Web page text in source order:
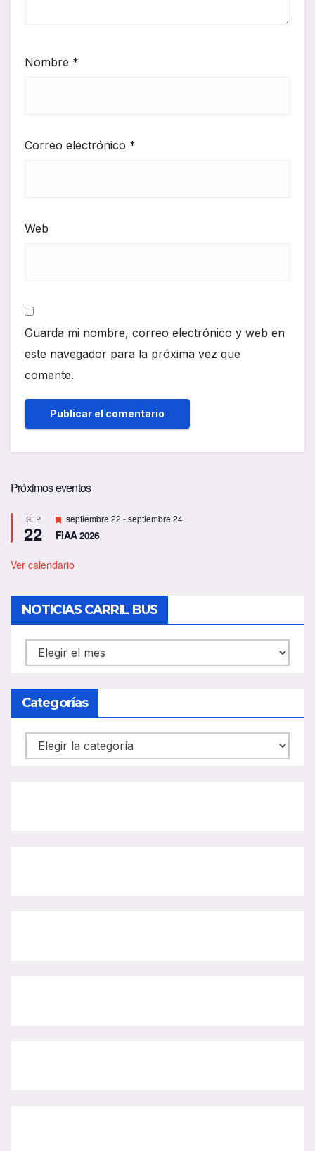
Nombre *
Correo electrónico *
Web
Guarda mi nombre, correo electrónico y web en
este navegador para la próxima vez que
comente.
Próximos eventos
SEP
22
D
e
s
a
d
o
septiembre 22 -septiembre 24
FIAA 2026
Ver calendario
NOTICIAS CARRIL BUS
NOTICIAS
CARRIL
BUS
Categorías
Categorías